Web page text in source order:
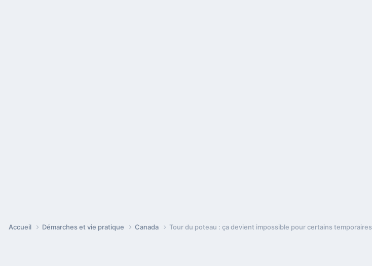
Accueil Démarches et vie pratique Canada Tour du poteau : ça devient impossible pour certains temporaires